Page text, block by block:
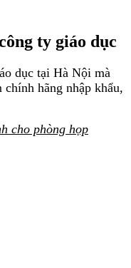
ty giáo dục
dục tại Hà Nội mà
hãng nhập khẩu,
cho phòng họp